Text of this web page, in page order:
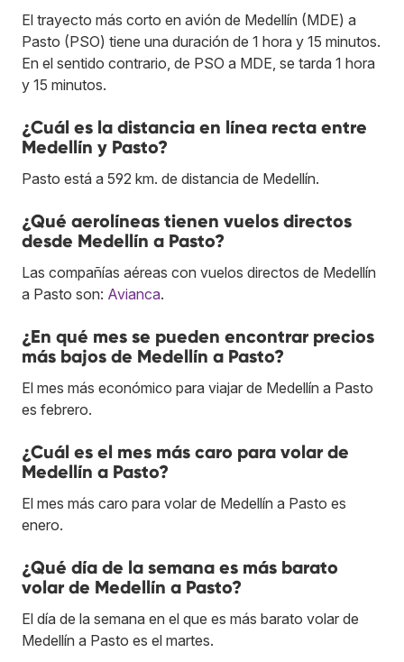
El trayecto más corto en avión de Medellín (MDE) a
Pasto (PSO) tiene una duración de 1 hora y 15 minutos.
En el sentido contrario, de PSO a MDE, se tarda 1 hora
y 15 minutos.
¿Cuál es la distancia en línea recta entre
Medellín y Pasto?
Pasto está a 592 km. de distancia de Medellín.
¿Qué aerolíneas tienen vuelos directos
desde Medellín a Pasto?
Las compañías aéreas con vuelos directos de Medellín
a Pasto son: Avianca.
¿En qué mes se pueden encontrar precios
más bajos de Medellín a Pasto?
El mes más económico para viajar de Medellín a Pasto
es febrero.
¿Cuál es el mes más caro para volar de
Medellín a Pasto?
El mes más caro para volar de Medellín a Pasto es
enero.
¿Qué día de la semana es más barato
volar de Medellín a Pasto?
El día de la semana en el que es más barato volar de
Medellín a Pasto es el martes.